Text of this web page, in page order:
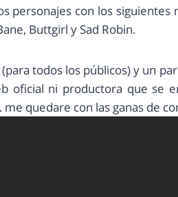
personajes con los siguientes
Buttgirl y Sad Robin.
todos los públicos) y un
oficial ni productora que se
quedare con las ganas de